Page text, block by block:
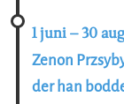
1 juni – 30
Zenon
der han